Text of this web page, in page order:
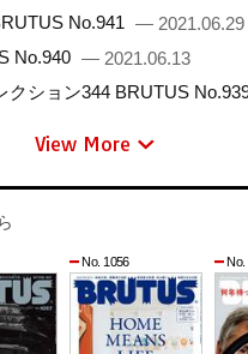
No.941 — 2021.06.29
No.940 — 2021.06.13
ション344 BRUTUS
View More
No. 1056 No.